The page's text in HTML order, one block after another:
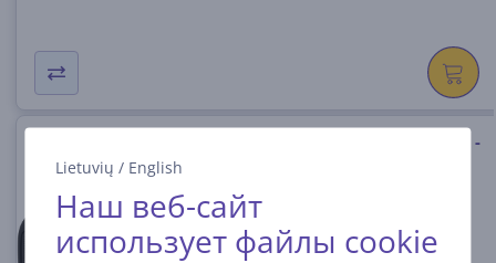
Lietuvių / English
Наш веб-сайт
использует файлы cookie
Bose SoundLink Max, черный -
883848-0010
На складе